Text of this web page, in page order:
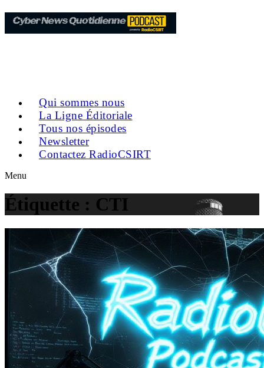
Qui sommes nous
La Ligne Éditoriale
Tous nos épisodes
Newsletter
Contactez RadioCSIRT
Menu
Étiquette : CTI